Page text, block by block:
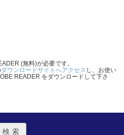
(無料)が必要です。
ダウンロードサイトへアクセス し、お使い
READER をダウンロードして下さ